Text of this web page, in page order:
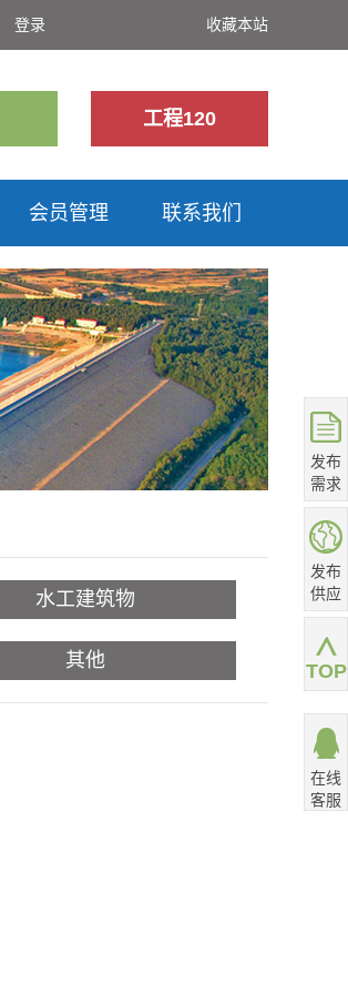
登录 收藏本站
工程120
会员管理 联系我们
水工建筑物
其他
发布
需求
发布
供应
TOP
在线
客服